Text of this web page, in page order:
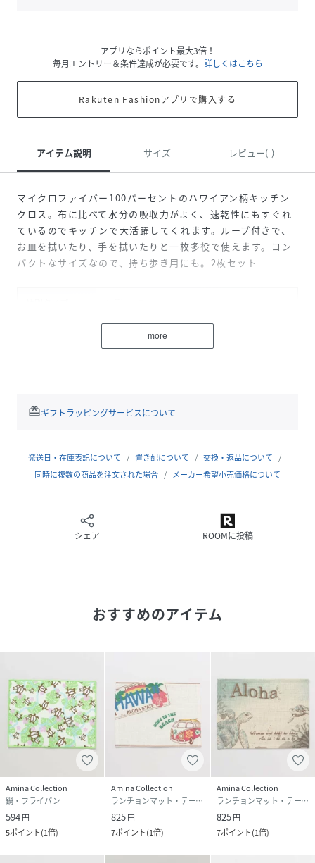
アプリならポイント最大3倍！
毎月エントリー＆条件達成が必要です。 詳しくはこちら
Rakuten Fashionアプリで購入する
アイテム説明 サイズ レビュー(-)
マイクロファイバー100パーセントのハワイアン柄キッチン
クロス。布に比べて水分の吸収力がよく、速乾性にもすぐれ
ているのでキッチンで大活躍してくれます。ループ付きで、
お皿を拭いたり、手を拭いたりと一枚多役で使えます。コン
パクトなサイズなので、持ち歩き用にも。2枚セット
more
redeemギフトラッピングサービスについて
発送日・在庫表記について 置き配について
交換・返品について
同時に複数の商品を注文された場合
メーカー希望小売価格について
シェア ROOMに投稿
おすすめのアイテム
Amina Collection
鍋・フライパン
594円
5ポイント(1倍)
Amina Collection
ランチョンマット・テーブルクロス
825円
7ポイント(1倍)
Amina Collection
ランチョンマット・テーブルクロス
825円
7ポイント(1倍)